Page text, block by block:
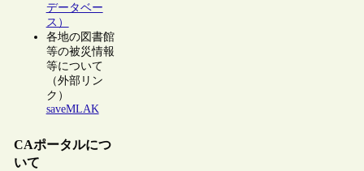
データベー
ス）
各地の図書館
等の被災情報
等について
（外部リン
ク）
saveMLAK
CAポータルにつ
いて